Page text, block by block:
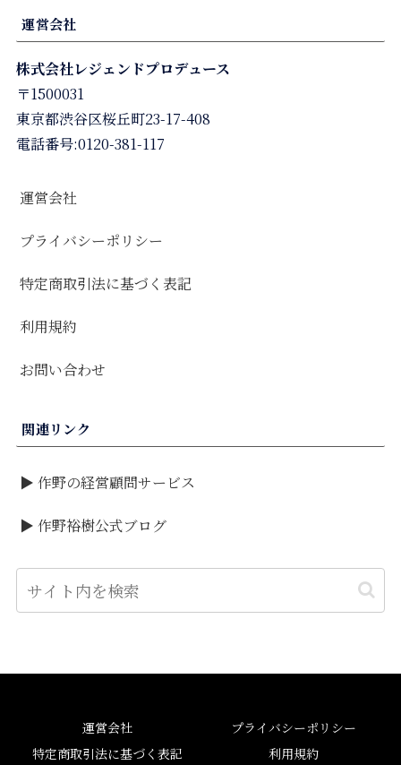
運営会社
株式会社レジェンドプロデュース
〒1500031
東京都渋谷区桜丘町23-17-408
電話番号:0120-381-117
運営会社
プライバシーポリシー
特定商取引法に基づく表記
利用規約
お問い合わせ
関連リンク
▶ 作野の経営顧問サービス
▶ 作野裕樹公式ブログ
運営会社
プライバシーポリシー
特定商取引法に基づく表記
利用規約